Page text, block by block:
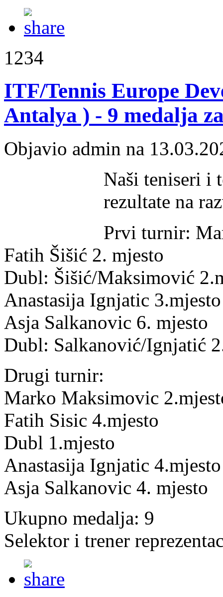
1234
ITF/Tennis Europe
Antalya ) - 9 medalja
Objavio admin na
Naši teniseri i
rezultate na
Prvi turnir:
Fatih Šišić 2. mjesto
Dubl: Šišić/Maksimović
Anastasija Ignjatic 3.mjesto
Asja Salkanovic 6. mjesto
Dubl: Salkanović/Ignjatić
Drugi turnir:
Marko Maksimovic
Fatih Sisic 4.mjesto
Dubl 1.mjesto
Anastasija Ignjatic 4.mjesto
Asja Salkanovic 4. mjesto
Ukupno medalja: 9
Selektor i trener